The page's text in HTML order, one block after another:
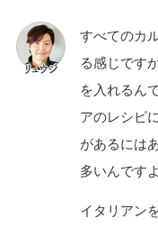
すべてのカ
る感じです
を入れるん
アのレシピ
があるには
多いんですよ
イタリアン